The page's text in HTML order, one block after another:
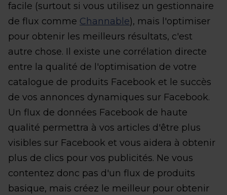
facile (surtout si vous utilisez un gestionnaire
de flux comme Channable), mais l'optimiser
pour obtenir les meilleurs résultats, c'est
autre chose. Il existe une corrélation directe
entre la qualité de l'optimisation de votre
catalogue de produits Facebook et le succès
de vos annonces dynamiques sur Facebook.
Un flux de données Facebook de haute
qualité permettra à vos articles d'être plus
visibles sur Facebook et vous aidera à obtenir
plus de clics pour vos publicités. Ne vous
contentez donc pas d'un flux de produits
basique, mais créez le meilleur pour obtenir